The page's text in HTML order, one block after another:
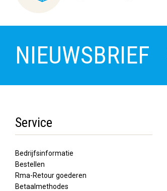
NIEUWSBRIEF
Service
Bedrijfsinformatie
Bestellen
Rma-Retour goederen
Betaalmethodes